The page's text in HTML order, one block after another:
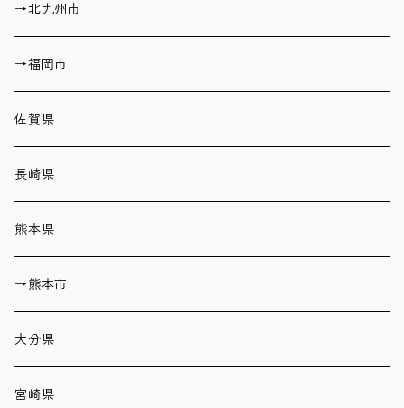
→北九州市
→福岡市
佐賀県
長崎県
熊本県
→熊本市
大分県
宮崎県